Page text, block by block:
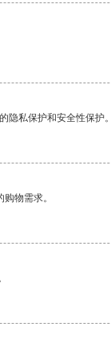
隐私保护和安全性保护
物需求。